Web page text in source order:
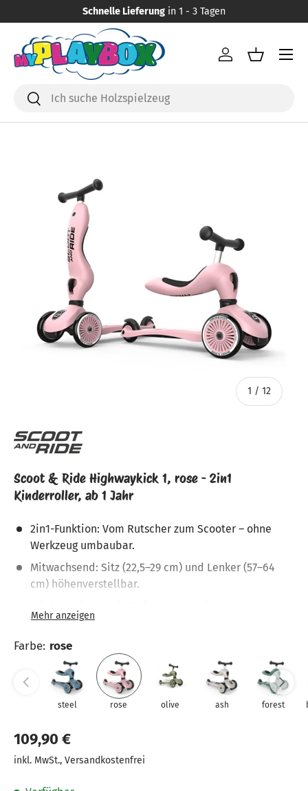
Direkt zum Inhalt
Schnelle Lieferung in 1 - 3 Tagen
Suchen
Suchen
Einloggen
Menü
1 / von
12
Scoot & Ride Highwaykick 1, rose - 2in1
Kinderroller, ab 1 Jahr
2in1-Funktion: Vom Rutscher zum Scooter – ohne
Werkzeug umbaubar.
Mitwachsend: Sitz (22,5–29 cm) und Lenker (57–64
cm) höhenverstellbar.
Umkippen und Stürzen.
Robust & leicht: Trägt bis zu 50 kg, wiegt nur 2,8 kg.
Komfort & Stabilität: Große Räder und
ergonomischer Sitz für sicheren Halt.
Farbe: rose
steel rose olive ash forest
109,90 €
inkl. MwSt., Versandkostenfrei